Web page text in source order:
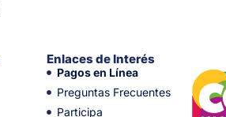
Enlaces de Interés
Pagos en Línea
Preguntas Frecuentes
Participa